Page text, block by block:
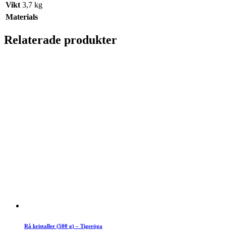
Vikt 3,7 kg
Materials
Relaterade produkter
Rå kristaller (500 g) – Tigeröga